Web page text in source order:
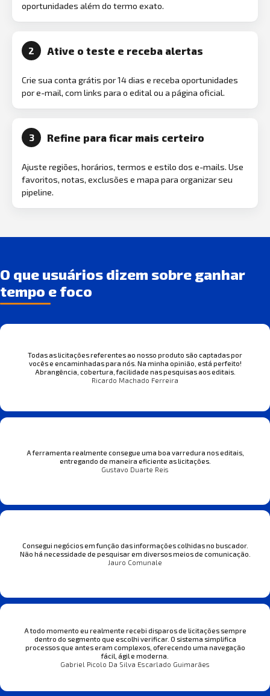
oportunidades além do termo exato.
2 Ative o teste e receba alertas
Crie sua conta grátis por 14 dias e receba oportunidades
por e-mail, com links para o edital ou a página oficial.
3 Refine para ficar mais certeiro
Ajuste regiões, horários, termos e estilo dos e-mails. Use
favoritos, notas, exclusões e mapa para organizar seu
pipeline.
O que usuários dizem sobre ganhar
tempo e foco
Todas as licitações referentes ao nosso produto são captadas por
vocês e encaminhadas para nós. Na minha opinião, está perfeito!
Abrangência, cobertura, facilidade nas pesquisas aos editais.
Ricardo Machado Ferreira
A ferramenta realmente consegue uma boa varredura nos editais,
entregando de maneira eficiente as licitações.
Gustavo Duarte Reis
Consegui negócios em função das informações colhidas no buscador.
Não há necessidade de pesquisar em diversos meios de comunicação.
Jauro Comunale
A todo momento eu realmente recebi disparos de licitações sempre
dentro do segmento que escolhi verificar. O sistema simplifica
processos que antes eram complexos, oferecendo uma navegação
fácil, ágil e moderna.
Gabriel Picolo Da Silva Escarlado Guimarães